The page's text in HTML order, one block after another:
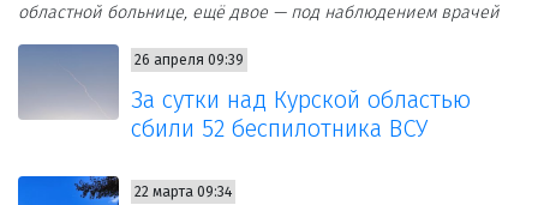
областной больнице, ещё двое — под наблюдением врачей
26 апреля 09:39
За сутки над Курской областью
сбили 52 беспилотника ВСУ
22 марта 09:34